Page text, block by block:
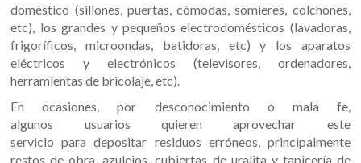
doméstico (sillones, puertas, cómodas, somieres, colchones,
etc), los grandes y pequeños electrodomésticos (lavadoras,
frigoríficos, microondas, batidoras, etc) y los aparatos
eléctricos y electrónicos (televisores, ordenadores,
herramientas de bricolaje, etc).
En ocasiones, por desconocimiento o mala fe,
algunos usuarios quieren aprovechar este
servicio para depositar residuos erróneos, principalmente
restos de obra, azulejos, cubiertas de uralita y tapicería de